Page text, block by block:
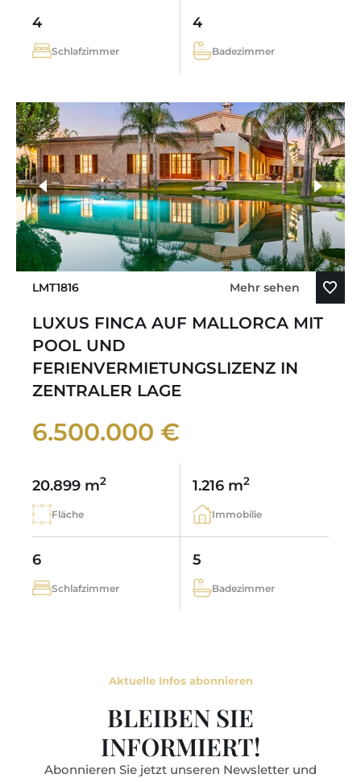
4
Schlafzimmer
4
Badezimmer
LMT1816 Mehr sehen
LUXUS FINCA AUF MALLORCA MIT
POOL UND
FERIENVERMIETUNGSLIZENZ IN
ZENTRALER LAGE
6.500.000 €
20.899 m2
Fläche
1.216 m2
Immobilie
6
Schlafzimmer
5
Badezimmer
Aktuelle Infos abonnieren
BLEIBEN SIE
INFORMIERT!
Abonnieren Sie jetzt unseren Newsletter und